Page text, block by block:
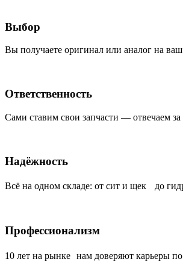
Выбор
Вы получаете оригинал или аналог на
Ответственность
Сами ставим свои запчасти — отвечаем за
Надёжность
Всё на одном складе: от сит и щек до
Профессионализм
10 лет на рынке нам доверяют карьеры по